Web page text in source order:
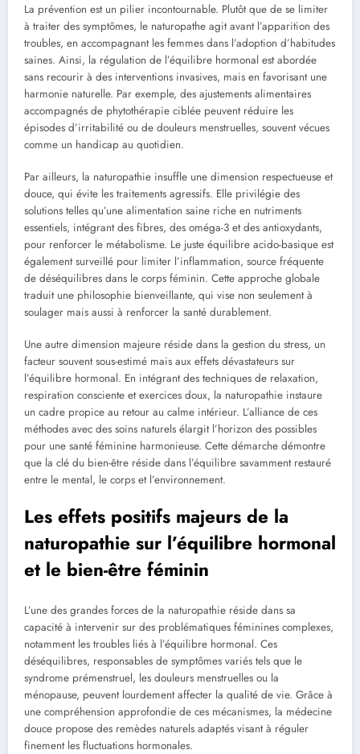
La prévention est un pilier incontournable. Plutôt que de se limiter
à traiter des symptômes, le naturopathe agit avant l’apparition des
troubles, en accompagnant les femmes dans l’adoption d’habitudes
saines. Ainsi, la régulation de l’équilibre hormonal est abordée
sans recourir à des interventions invasives, mais en favorisant une
harmonie naturelle. Par exemple, des ajustements alimentaires
accompagnés de phytothérapie ciblée peuvent réduire les
épisodes d’irritabilité ou de douleurs menstruelles, souvent vécues
comme un handicap au quotidien.
Par ailleurs, la naturopathie insuffle une dimension respectueuse et
douce, qui évite les traitements agressifs. Elle privilégie des
solutions telles qu’une alimentation saine riche en nutriments
essentiels, intégrant des fibres, des oméga-3 et des antioxydants,
pour renforcer le métabolisme. Le juste équilibre acido-basique est
également surveillé pour limiter l’inflammation, source fréquente
de déséquilibres dans le corps féminin. Cette approche globale
traduit une philosophie bienveillante, qui vise non seulement à
soulager mais aussi à renforcer la santé durablement.
Une autre dimension majeure réside dans la gestion du stress, un
facteur souvent sous-estimé mais aux effets dévastateurs sur
l’équilibre hormonal. En intégrant des techniques de relaxation,
respiration consciente et exercices doux, la naturopathie instaure
un cadre propice au retour au calme intérieur. L’alliance de ces
méthodes avec des soins naturels élargit l’horizon des possibles
pour une santé féminine harmonieuse. Cette démarche démontre
que la clé du bien-être réside dans l’équilibre savamment restauré
entre le mental, le corps et l’environnement.
Les effets positifs majeurs de la
naturopathie sur l’équilibre hormonal
et le bien-être féminin
L’une des grandes forces de la naturopathie réside dans sa
capacité à intervenir sur des problématiques féminines complexes,
notamment les troubles liés à l’équilibre hormonal. Ces
déséquilibres, responsables de symptômes variés tels que le
syndrome prémenstruel, les douleurs menstruelles ou la
ménopause, peuvent lourdement affecter la qualité de vie. Grâce à
une compréhension approfondie de ces mécanismes, la médecine
douce propose des remèdes naturels adaptés visant à réguler
finement les fluctuations hormonales.